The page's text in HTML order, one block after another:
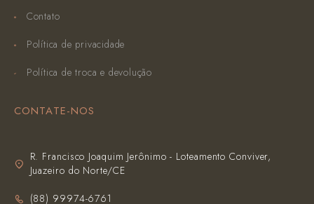
Contato
Política de privacidade
Política de troca e devolução
CONTATE-NOS
R. Francisco Joaquim Jerônimo - Loteamento Conviver,
Juazeiro do Norte/CE
(‪88) 99974-6761‬